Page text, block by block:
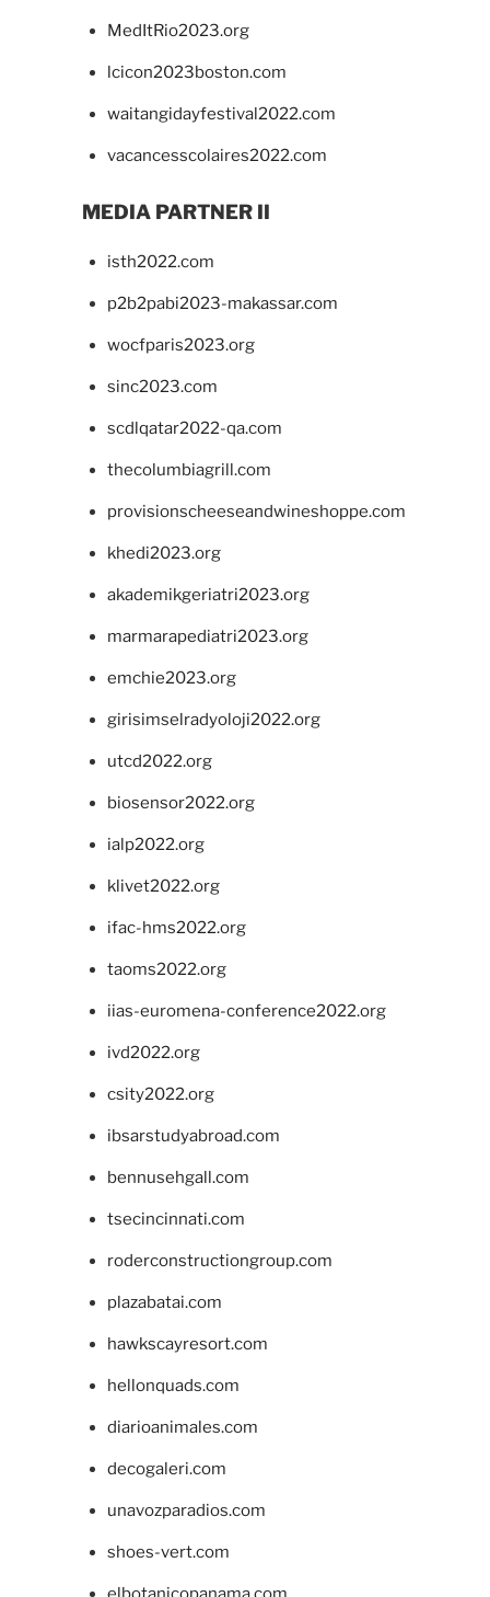
MedItRio2023.org
lcicon2023boston.com
waitangidayfestival2022.com
vacancesscolaires2022.com
MEDIA PARTNER II
isth2022.com
p2b2pabi2023-makassar.com
wocfparis2023.org
sinc2023.com
scdlqatar2022-qa.com
thecolumbiagrill.com
provisionscheeseandwineshoppe.com
khedi2023.org
akademikgeriatri2023.org
marmarapediatri2023.org
emchie2023.org
girisimselradyoloji2022.org
utcd2022.org
biosensor2022.org
ialp2022.org
klivet2022.org
ifac-hms2022.org
taoms2022.org
iias-euromena-conference2022.org
ivd2022.org
csity2022.org
ibsarstudyabroad.com
bennusehgall.com
tsecincinnati.com
roderconstructiongroup.com
plazabatai.com
hawkscayresort.com
hellonquads.com
diarioanimales.com
decogaleri.com
unavozparadios.com
shoes-vert.com